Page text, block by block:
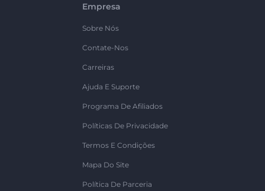
Empresa
Sobre Nós
Contate-Nos
Carreiras
Ajuda E Suporte
Programa De Afiliados
Políticas De Privacidade
Termos E Condições
Mapa Do Site
Política De Parceria